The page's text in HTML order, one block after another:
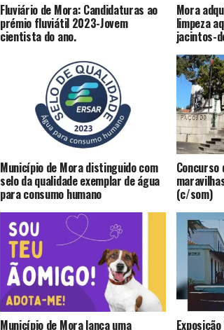
Fluviário de Mora: Candidaturas ao
prémio fluviátil 2023-Jovem
cientista do ano.
Mora
limpeza
jacintos-
Município de Mora distinguido com
selo da qualidade exemplar de água
para consumo humano (c/som)
Município de Mora lança uma